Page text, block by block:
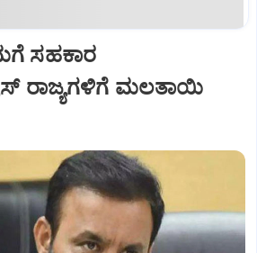
ಸಹಕಾರ
ರಾಜ್ಯಗಳಿಗೆ ಮಲತಾಯಿ